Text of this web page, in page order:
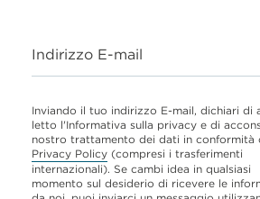
Indirizzo E-mail
Inviando il tuo indirizzo E-mail, dichiari di
letto l'Informativa sulla privacy e di
nostro trattamento dei dati in conformità
Privacy Policy (compresi i trasferimenti
internazionali). Se cambi idea in qualsiasi
momento sul desiderio di ricevere le